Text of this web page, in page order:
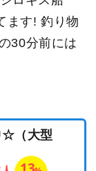
ます! 釣り物
30分前には
☆（大型